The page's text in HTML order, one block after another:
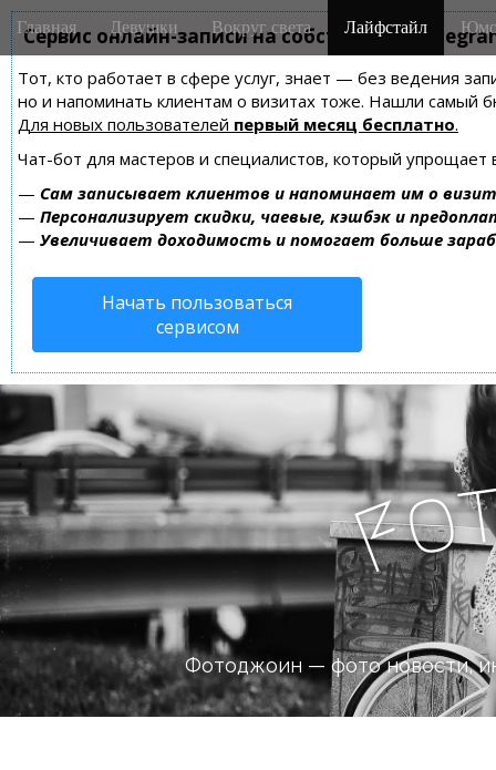
Сервис онлайн-записи на собственном
Тот, кто работает в сфере услуг, знает — без ведения
но и напоминать клиентам о визитах тоже. Нашли самый
Для новых пользователей первый месяц бесплатно.
Чат-бот для мастеров и специалистов, который упрощает
— Сам записывает клиентов и напоминает им о
— Персонализирует скидки, чаевые, кэшбэк и
— Увеличивает доходимость и помогает больше
Начать пользоваться
сервисом
M
a
n
m
e
n
u
i
Главная Девушки Вокруг света Лайфстайл
Fo
Фотоджоин — фото новости,